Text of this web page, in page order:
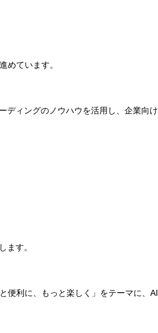
めています。
ディングのノウハウを活用し、企業向け
ます。
便利に、もっと楽しく」をテーマに、AI